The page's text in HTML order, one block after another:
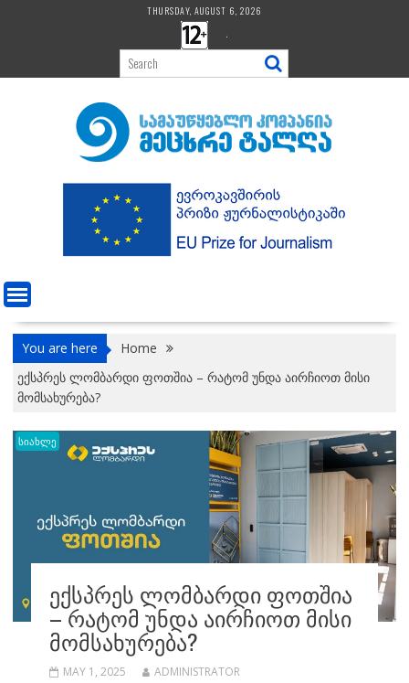
THURSDAY, AUGUST 6, 2026
.
You are here
Home
ექსპრეს ლომბარდი ფოთშია – რატომ უნდა აირჩიოთ მისი
მომსახურება?
სიახლე
ᲔᲥᲡᲞᲠᲔᲡ ᲚᲝᲛᲑᲐᲠᲓᲘ ᲤᲝᲗᲨᲘᲐ
– ᲠᲐᲢᲝᲛ ᲣᲜᲓᲐ ᲐᲘᲠᲩᲘᲝᲗ ᲛᲘᲡᲘ
ᲛᲝᲛᲡᲐᲮᲣᲠᲔᲑᲐ?
MAY 1, 2025 ADMINISTRATOR